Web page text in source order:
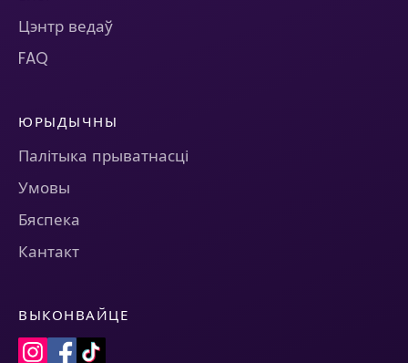
Цэнтр ведаў
FAQ
ЮРЫДЫЧНЫ
Палітыка прыватнасці
Умовы
Бяспека
Кантакт
ВЫКОНВАЙЦЕ